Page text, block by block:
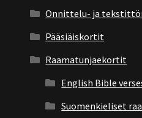
Onnittelu- ja
Pääsiäiskortit
Raamatunjaekortit
English Bible
Suomenkieliset